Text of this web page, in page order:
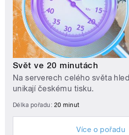
Svět ve 20 minutách
Na serverech celého světa
unikají českému tisku.
Délka pořadu: 20 minut
Více o pořadu